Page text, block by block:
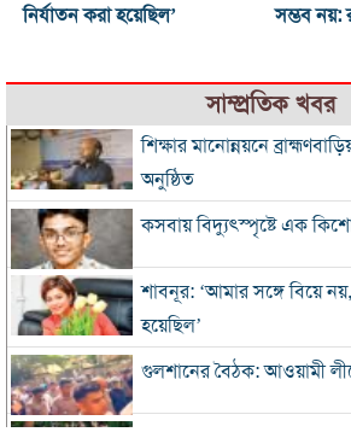
নির্যাতন করা হয়েছিল’
সম্ভব নয়:
সাম্প্রতিক খবর
শিক্ষার মানোন্নয়নে
অনুষ্ঠিত
কসবায় বিদ্যুৎস্পৃষ্টে এক
শাবনূর: ‘আমার সঙ্গে বিয়ে
হয়েছিল’
গুলশানের বৈঠক: আওয়ামী